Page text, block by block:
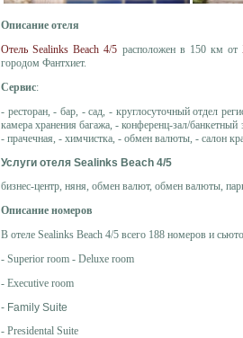
Описание отеля
Отель Sealinks Beach 4/5 расположен в 150 км от
городом Фантхиет.
Сервис:
- ресторан, - бар, - сад, - круглосуточный отдел
камера хранения багажа, - конференц-зал/
- прачечная, - химчистка, - обмен валюты, - салон
Услуги отеля Sealinks Beach 4/5
бизнес-центр, няня, обмен валют, обмен валюты,
Описание номеров
В отеле Sealinks Beach 4/5 всего 188 номеров и
- Superior room - Deluxe room
- Executive room
- Family Suite
- Presidental Suite